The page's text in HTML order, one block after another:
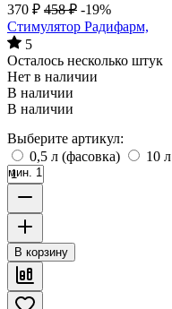
370 ₽ 458 ₽ -19%
Стимулятор Радифарм,
5
Осталось несколько штук
Нет в наличии
В наличии
В наличии
Выберите артикул:
0,5 л (фасовка)
10 л
мин. 1
В корзину